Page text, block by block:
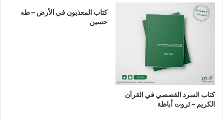
كتاب السرد القصصي في القرآن
الكريم – ثروت أباظة
كتاب المعذبون في الأرض – طه
حسين